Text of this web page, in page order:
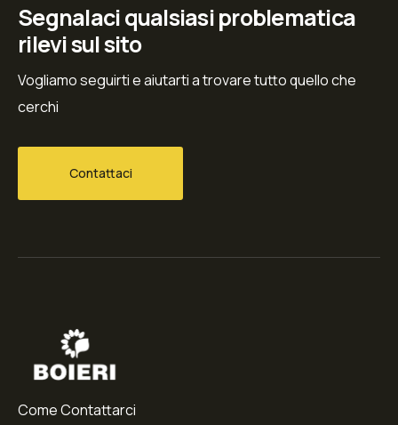
Segnalaci qualsiasi problematica
rilevi sul sito
Vogliamo seguirti e aiutarti a trovare tutto quello che
cerchi
Contattaci
Come Contattarci